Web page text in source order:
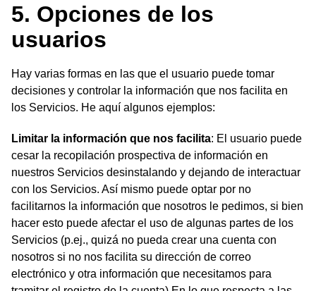
5. Opciones de los
usuarios
Hay varias formas en las que el usuario puede tomar
decisiones y controlar la información que nos facilita en
los Servicios. He aquí algunos ejemplos:
Limitar la información que nos facilita: El usuario puede
cesar la recopilación prospectiva de información en
nuestros Servicios desinstalando y dejando de interactuar
con los Servicios. Así mismo puede optar por no
facilitarnos la información que nosotros le pedimos, si bien
hacer esto puede afectar el uso de algunas partes de los
Servicios (p.ej., quizá no pueda crear una cuenta con
nosotros si no nos facilita su dirección de correo
electrónico y otra información que necesitamos para